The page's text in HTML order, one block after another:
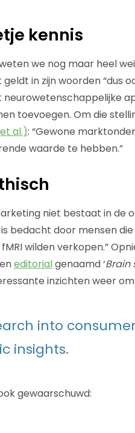
kennis
we nog maar heel
in zijn woorden “dus
toevoegen. Om die
al.): “Gewone
waarde te hebben.”
niet bestaat in de
bedacht door mensen
wilden verkopen.”
editorialgenaamd ‘Brain
inzichten weer om
into
insights.
gewaarschuwd: